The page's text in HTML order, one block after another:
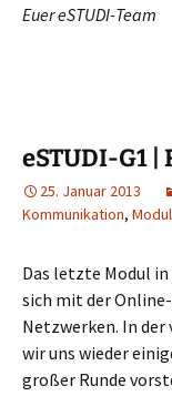
Euer eSTUDI-Team
eSTUDI-G1
25. Januar 2013
Kommunikation,
Das letzte Modul
sich mit der
Netzwerken. In der
wir uns wieder
großer Runde